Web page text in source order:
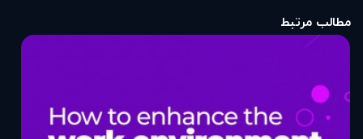
مطالب مرتبط